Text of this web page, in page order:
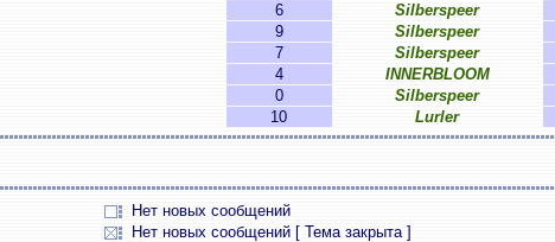
6 Silberspeer
9 Silberspeer
7 Silberspeer
4 INNERBLOOM
0 Silberspeer
10 Lurler
Нет новых сообщений
Нет новых сообщений [ Тема закрыта ]